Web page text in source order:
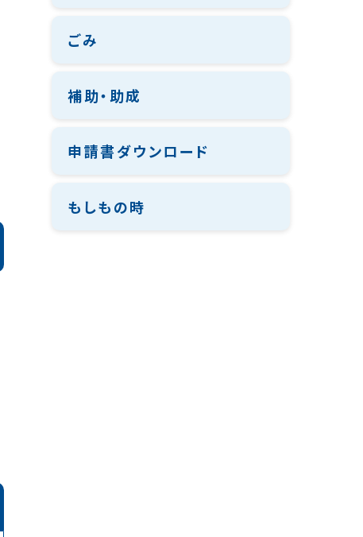
ごみ
補助・助成
申請書ダウンロード
もしもの時